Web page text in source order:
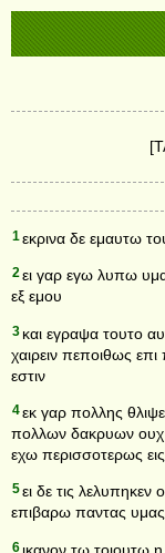
1 εκρινα δε εμαυτω
2 ει γαρ εγω λυπω
εξ εμου
3 και εγραψα τουτο
χαιρειν πεποιθως
εστιν
4εκ γαρ πολλης
πολλων δακρυων ουχ
εχω περισσοτερως
5ει δε τις
επιβαρω παντας υμας
6 ικανον τω τοιουτω